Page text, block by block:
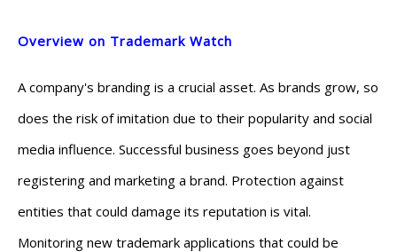
Overview on Trademark Watch
A company's branding is a crucial asset. As brands grow, so
does the risk of imitation due to their popularity and social
media influence. Successful business goes beyond just
registering and marketing a brand. Protection against
entities that could damage its reputation is vital.
Monitoring new trademark applications that could be